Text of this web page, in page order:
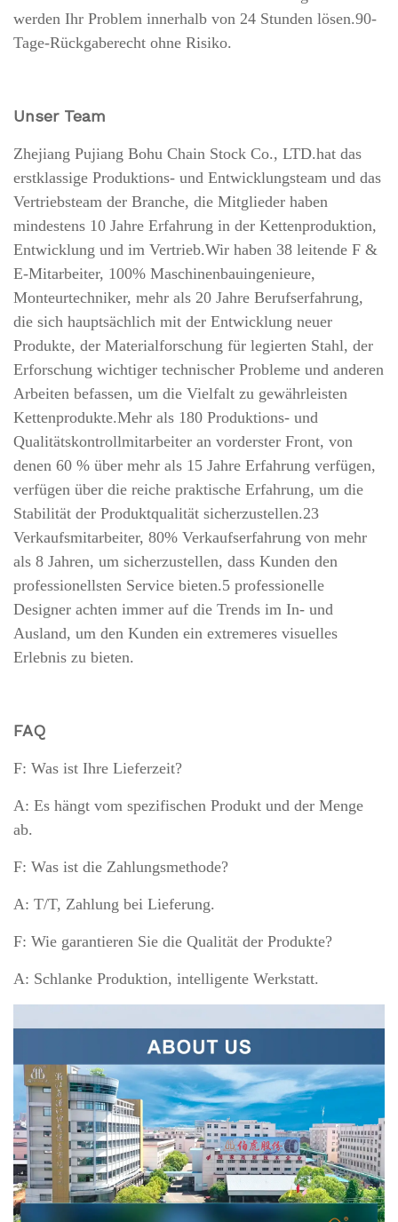
werden Ihr Problem innerhalb von 24 Stunden lösen.90-
Tage-Rückgaberecht ohne Risiko.
Unser Team
Zhejiang Pujiang Bohu Chain Stock Co., LTD.hat das
erstklassige Produktions- und Entwicklungsteam und das
Vertriebsteam der Branche, die Mitglieder haben
mindestens 10 Jahre Erfahrung in der Kettenproduktion,
Entwicklung und im Vertrieb.Wir haben 38 leitende F &
E-Mitarbeiter, 100% Maschinenbauingenieure,
Monteurtechniker, mehr als 20 Jahre Berufserfahrung,
die sich hauptsächlich mit der Entwicklung neuer
Produkte, der Materialforschung für legierten Stahl, der
Erforschung wichtiger technischer Probleme und anderen
Arbeiten befassen, um die Vielfalt zu gewährleisten
Kettenprodukte.Mehr als 180 Produktions- und
Qualitätskontrollmitarbeiter an vorderster Front, von
denen 60 % über mehr als 15 Jahre Erfahrung verfügen,
verfügen über die reiche praktische Erfahrung, um die
Stabilität der Produktqualität sicherzustellen.23
Verkaufsmitarbeiter, 80% Verkaufserfahrung von mehr
als 8 Jahren, um sicherzustellen, dass Kunden den
professionellsten Service bieten.5 professionelle
Designer achten immer auf die Trends im In- und
Ausland, um den Kunden ein extremeres visuelles
Erlebnis zu bieten.
FAQ
F: Was ist Ihre Lieferzeit?
A: Es hängt vom spezifischen Produkt und der Menge
ab.
F: Was ist die Zahlungsmethode?
A: T/T, Zahlung bei Lieferung.
F: Wie garantieren Sie die Qualität der Produkte?
A: Schlanke Produktion, intelligente Werkstatt.